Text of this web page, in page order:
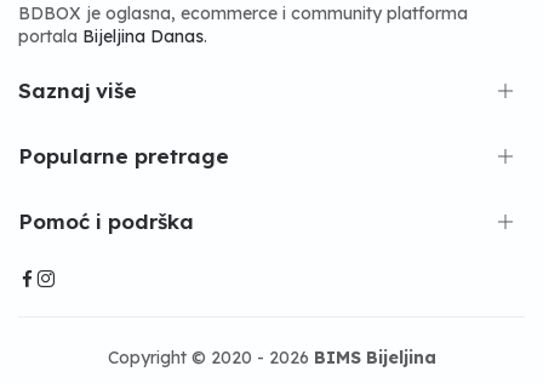
BDBOX je oglasna, ecommerce i community platforma
portala Bijeljina Danas.
Saznaj više
Popularne pretrage
Pomoć i podrška
Copyright © 2020 - 2026 BIMS Bijeljina